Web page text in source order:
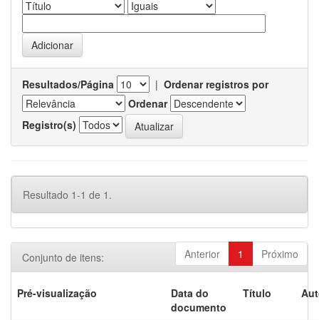
Resultados/Página | Ordenar registros por
Ordenar
Registro(s)
Resultado 1-1 de 1.
Anterior 1 Próximo
Conjunto de itens:
Pré-visualização
Data do
documento
Título